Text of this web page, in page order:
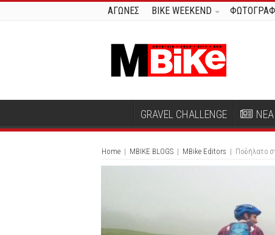
ΑΓΩΝΕΣ BIKE WEEKEND
GRAVEL CHALLENGE ΝΕΑ
Home | MBIKE BLOGS | MBike Editors | Ποδήλατο